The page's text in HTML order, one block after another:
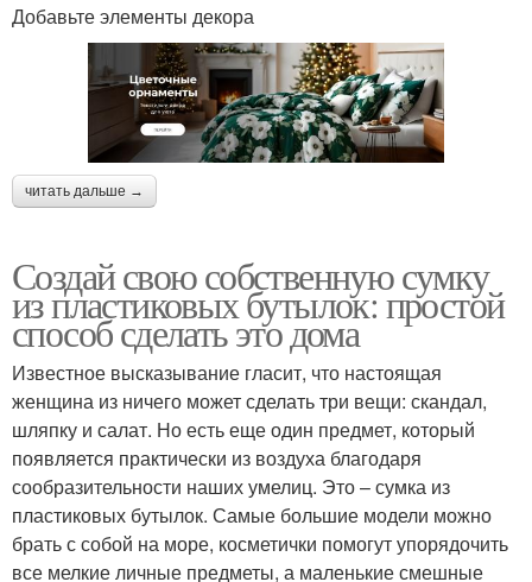
Добавьте элементы декора
читать дальше →
Создай свою собственную сумку
из пластиковых бутылок: простой
способ сделать это дома
Известное высказывание гласит, что настоящая
женщина из ничего может сделать три вещи: скандал,
шляпку и салат. Но есть еще один предмет, который
появляется практически из воздуха благодаря
сообразительности наших умелиц. Это – сумка из
пластиковых бутылок. Самые большие модели можно
брать с собой на море, косметички помогут упорядочить
все мелкие личные предметы, а маленькие смешные